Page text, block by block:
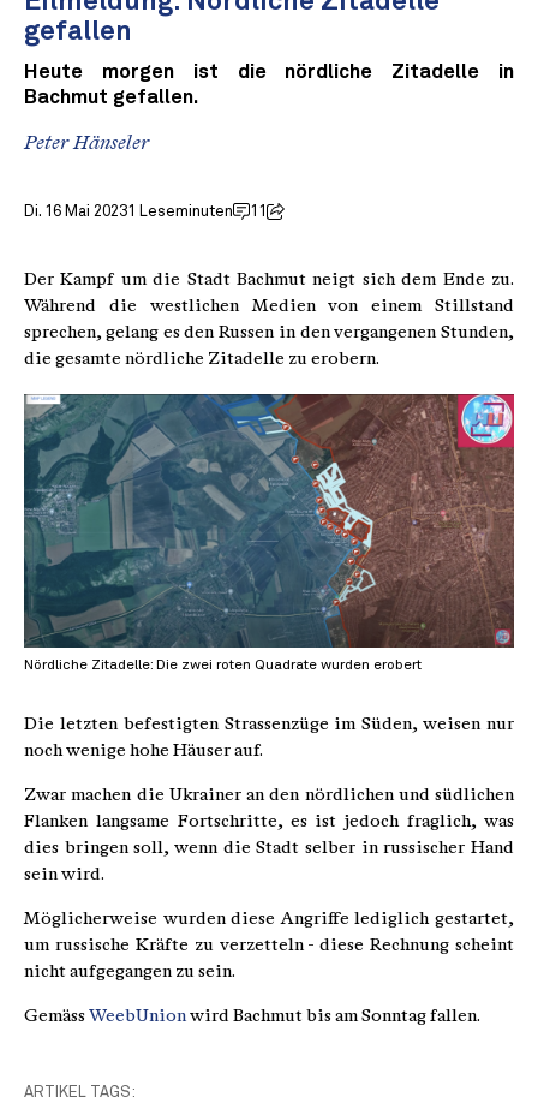
gefallen
Heute morgen ist die nördliche Zitadelle in
Bachmut gefallen.
Peter Hänseler
Di. 16 Mai 20231 Leseminuten 11
Der Kampf um die Stadt Bachmut neigt sich dem Ende zu.
Während die westlichen Medien von einem Stillstand
sprechen, gelang es den Russen in den vergangenen Stunden,
die gesamte nördliche Zitadelle zu erobern.
Nördliche Zitadelle: Die zwei roten Quadrate wurden erobert
Die letzten befestigten Strassenzüge im Süden, weisen nur
noch wenige hohe Häuser auf.
Zwar machen die Ukrainer an den nördlichen und südlichen
Flanken langsame Fortschritte, es ist jedoch fraglich, was
dies bringen soll, wenn die Stadt selber in russischer Hand
sein wird.
Möglicherweise wurden diese Angriffe lediglich gestartet,
um russische Kräfte zu verzetteln - diese Rechnung scheint
nicht aufgegangen zu sein.
Gemäss WeebUnion wird Bachmut bis am Sonntag fallen.
ARTIKEL TAGS: